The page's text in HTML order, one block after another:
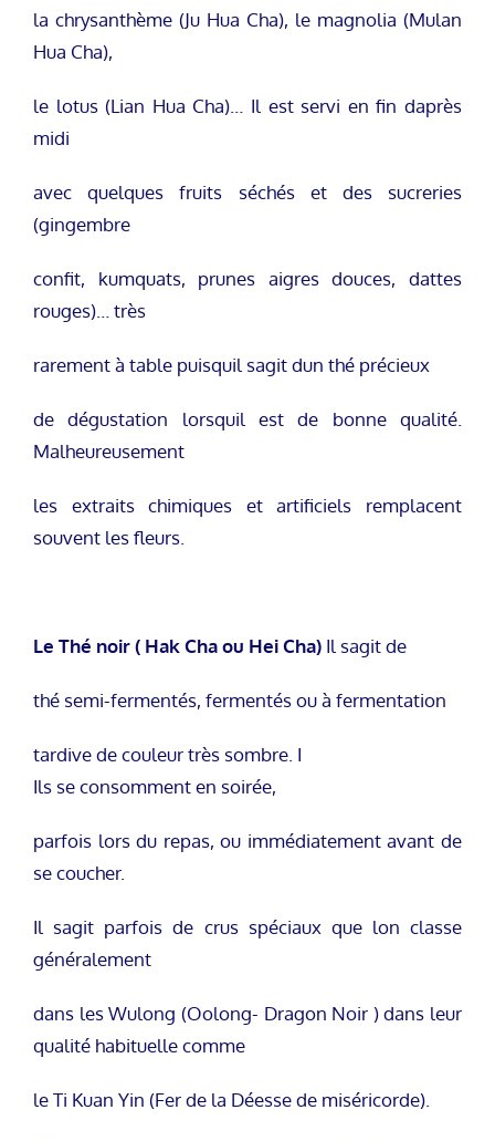
la chrysanthème (Ju Hua Cha), le magnolia (Mulan
Hua Cha),
le lotus (Lian Hua Cha)… Il est servi en fin daprès
midi
avec quelques fruits séchés et des sucreries
(gingembre
confit, kumquats, prunes aigres douces, dattes
rouges)… très
rarement à table puisquil sagit dun thé précieux
de dégustation lorsquil est de bonne qualité.
Malheureusement
les extraits chimiques et artificiels remplacent
souvent les fleurs.
Le Thé noir ( Hak Cha ou Hei Cha) Il sagit de
thé semi-fermentés, fermentés ou à fermentation
tardive de couleur très sombre. I
Ils se consomment en soirée,
parfois lors du repas, ou immédiatement avant de
se coucher.
Il sagit parfois de crus spéciaux que lon classe
généralement
dans les Wulong (Oolong- Dragon Noir ) dans leur
qualité habituelle comme
le Ti Kuan Yin (Fer de la Déesse de miséricorde).